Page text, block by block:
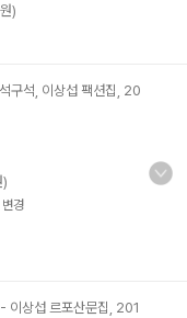
)
구석, 이상섭 팩션집, 20
변경
- 이상섭 르포산문집, 201